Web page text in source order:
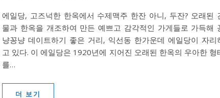
에일당, 고즈넉한 한옥에서 수제맥주 한잔 아니, 두잔? 오래된
물과 한옥을 개조하여 만든 예쁘고 감각적인 가게들로 가득해
냥꽁냥 데이트하기 좋은 거리, 익선동 한가운데 에일당이 자리
고 있다. 이 에일당은 1920년에 지어진 오래된 한옥의 우아한 형
를…
더 보기